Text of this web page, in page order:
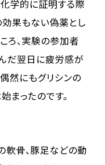
学的に証明する際
効果もない偽薬とし
ろ、実験の参加者
だ翌日に疲労感が
然にもグリシンの
まったのです。
軟骨、豚足などの動